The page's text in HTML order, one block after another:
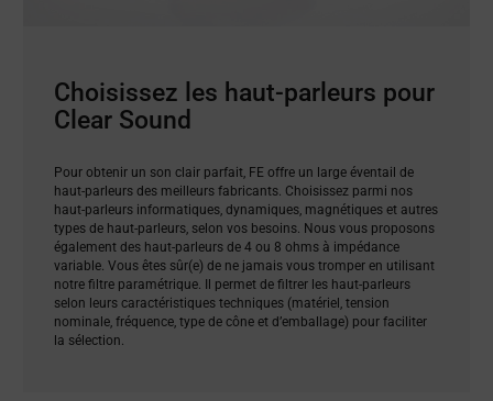
Choisissez les haut-parleurs pour
Clear Sound
Pour obtenir un son clair parfait, FE offre un large éventail de
haut-parleurs des meilleurs fabricants. Choisissez parmi nos
haut-parleurs informatiques, dynamiques, magnétiques et autres
types de haut-parleurs, selon vos besoins. Nous vous proposons
également des haut-parleurs de 4 ou 8 ohms à impédance
variable. Vous êtes sûr(e) de ne jamais vous tromper en utilisant
notre filtre paramétrique. Il permet de filtrer les haut-parleurs
selon leurs caractéristiques techniques (matériel, tension
nominale, fréquence, type de cône et d’emballage) pour faciliter
la sélection.